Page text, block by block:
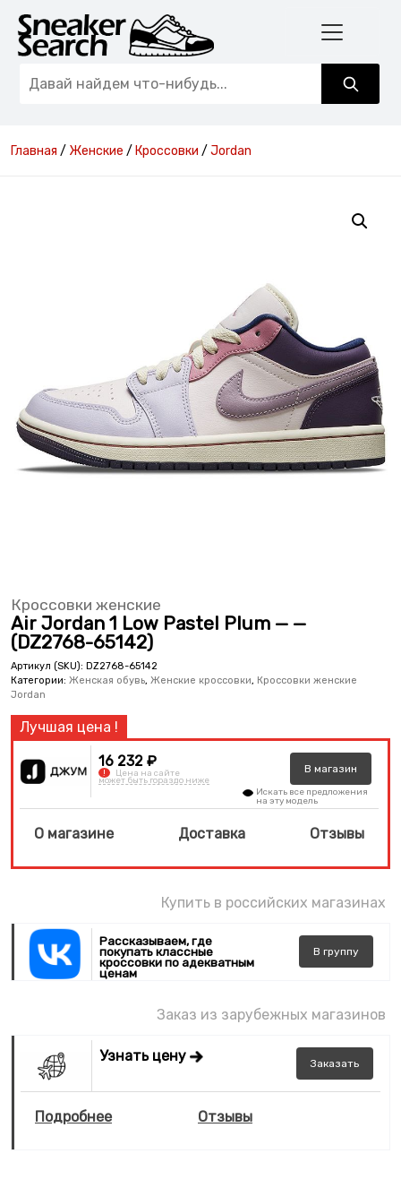
Главная / Женские / Кроссовки / Jordan
Кроссовки женские
Air Jordan 1 Low Pastel Plum — —
(DZ2768-65142)
Артикул (SKU): DZ2768-65142
Категории: Женская обувь, Женские кроссовки, Кроссовки женские
Jordan
16 232 ₽
! Цена на сайте
может быть гораздо ниже
В магазин
Искать все предложения
на эту модель
О магазине Доставка Отзывы
Купить в российских магазинах
Рассказываем, где
покупать классные
кроссовки по адекватным
ценам
В группу
Заказ из зарубежных магазинов
Узнать цену Заказать
Подробнее Отзывы